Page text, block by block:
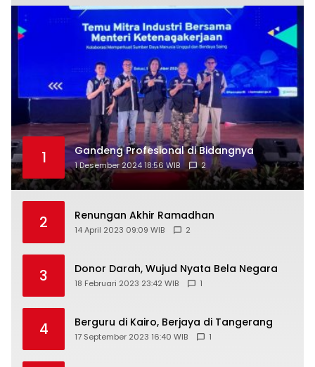
1 Gandeng Profesional di Bidangnya
1 Desember 2024 18:56 WIB 2
2 Renungan Akhir Ramadhan
14 April 2023 09:09 WIB 2
3 Donor Darah, Wujud Nyata Bela Negara
18 Februari 2023 23:42 WIB 1
4 Berguru di Kairo, Berjaya di Tangerang
17 September 2023 16:40 WIB 1